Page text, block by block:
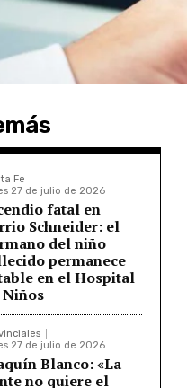
Fe
27 de julio de 2026
fatal en
Schneider: el
del niño
permanece
en el Hospital
Niños
27 de julio de 2026
Blanco: «La
no quiere el